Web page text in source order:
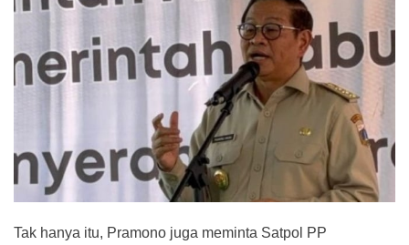
Tak hanya itu, Pramono juga meminta Satpol PP